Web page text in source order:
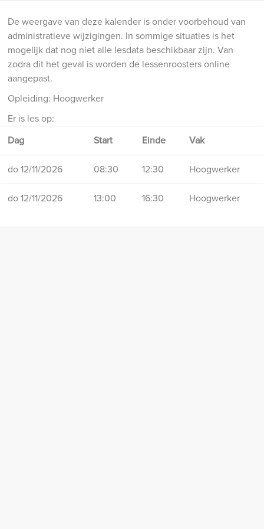
De weergave van deze kalender is onder voorbehoud van
administratieve wijzigingen. In sommige situaties is het
mogelijk dat nog niet alle lesdata beschikbaar zijn. Van
zodra dit het geval is worden de lessenroosters online
aangepast.
Opleiding: Hoogwerker
Er is les op:
Dag
Start Einde Vak
do 12/11/2026 08:30 12:30 Hoogwerker
do 12/11/2026 13:00 16:30 Hoogwerker